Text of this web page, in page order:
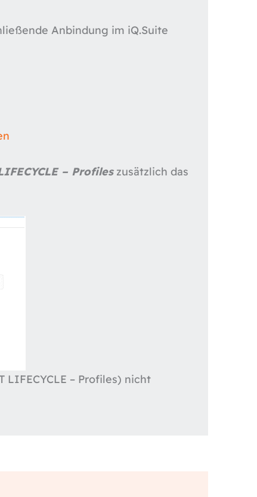
Anbindung im iQ.Suite
– Profileszusätzlich das
LIFECYCLE – Profiles) nicht